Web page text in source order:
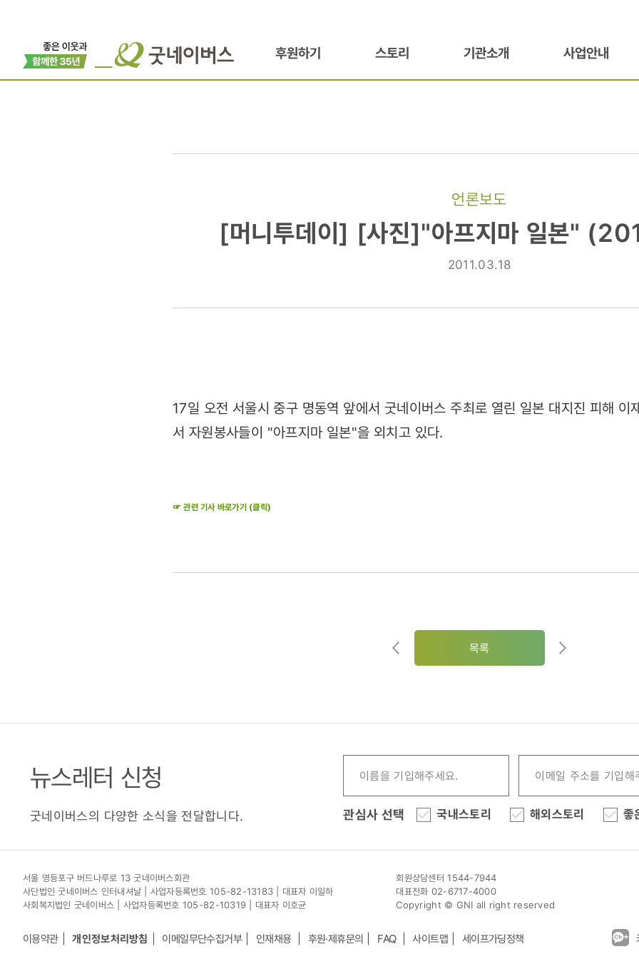
후원하기 스토리 기관소개 사업안내
언론보도
[머니투데이]
일본"
[머니투데이] [사진]"아프지마 일본"
2011.03.18
17일 오전 서울시 중구 명동역 앞에서 굿네이버스 주최로 열린 일본 대지진 피해 이
서 자원봉사들이 "아프지마 일본"을 외치고 있다.
☞ 관련 기사 바로가기 (클릭)
목록
뉴스레터 신청
굿네이버스의 다양한 소식을 전달합니다. 관심사 선택 국내스토리 해외스토리 좋
서울 영등포구 버드나루로 13 굿네이버스회관
사단법인 굿네이버스 인터내셔날 | 사업자등록번호 105-82-13183 | 대표자 이일하
사회복지법인 굿네이버스 | 사업자등록번호 105-82-10319 | 대표자 이호균
회원상담센터 1544-7944
대표전화 02-6717-4000
Copyright © GNI all right reserved
이용약관 개인정보처리방침 이메일무단수집거부 인재채용 후원·제휴문의 FAQ 사이트맵 세이프가딩정책